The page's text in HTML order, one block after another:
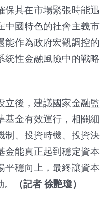
保其在市場緊張時能迅
中國特色的社會主義市
能作為政府宏觀調控的
統性金融風險中的戰略
後，建議國家金融監
基金有效運行，相關細
制、投資時機、投資決
金能真正起到穩定資本
平穩向上，最終讓資本
（記者 徐艷瓊）